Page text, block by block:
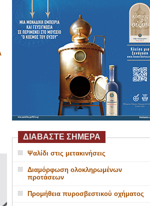
ΔΙΑΒΑΣΤΕ ΣΗΜΕΡΑ
Ψαλίδι στις μετακινήσεις
Διαμόρφωση ολοκληρωμένων
προτάσεων
Προμήθεια πυροσβεστικού οχήματος